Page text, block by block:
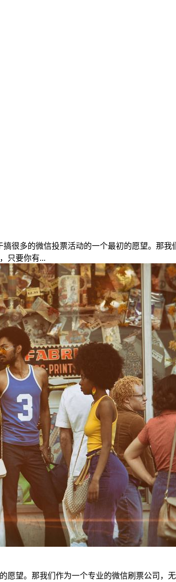
很多的微信投票活动的一个最初的愿望。那
只要你有...
望。那我们作为一个专业的微信刷票公司，